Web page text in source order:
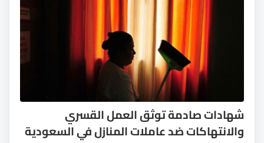
شهادات صادمة توثق العمل القسري
والانتهاكات ضد عاملات المنازل في السعودية